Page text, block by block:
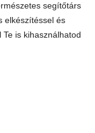
segítőtárs
elkészítéssel és
is kihasználhatod